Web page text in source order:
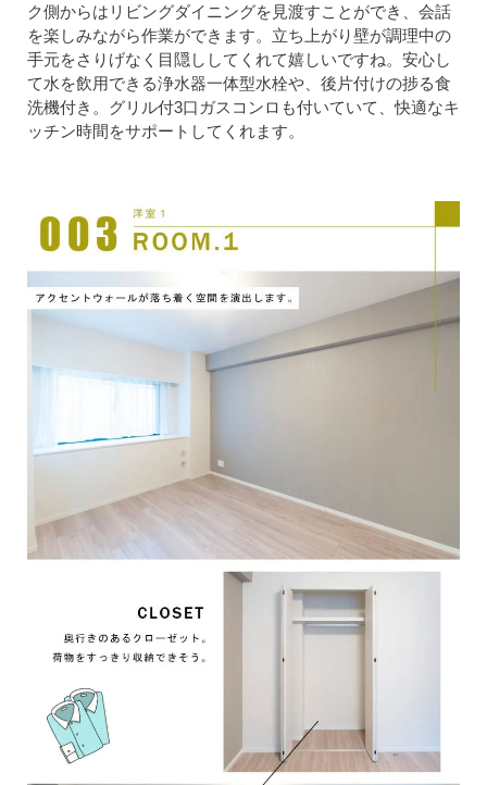
ク側からはリビングダイニングを見渡すことができ、会話
を楽しみながら作業ができます。立ち上がり壁が調理中の
手元をさりげなく目隠ししてくれて嬉しいですね。安心し
て水を飲用できる浄水器一体型水栓や、後片付けの捗る食
洗機付き。グリル付3口ガスコンロも付いていて、快適なキ
ッチン時間をサポートしてくれます。